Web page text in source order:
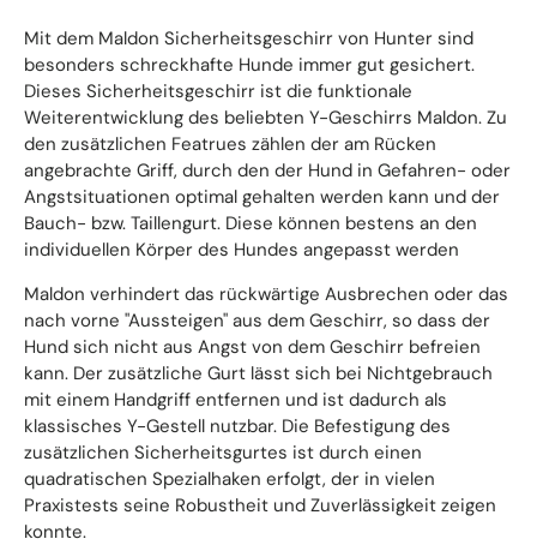
Mit dem Maldon Sicherheitsgeschirr von Hunter sind
besonders schreckhafte Hunde immer gut gesichert.
Dieses Sicherheitsgeschirr ist die funktionale
Weiterentwicklung des beliebten Y-Geschirrs Maldon. Zu
den zusätzlichen Featrues zählen der am Rücken
angebrachte Griff, durch den der Hund in Gefahren- oder
Angstsituationen optimal gehalten werden kann und der
Bauch- bzw. Taillengurt. Diese können bestens an den
individuellen Körper des Hundes angepasst werden
Maldon verhindert das rückwärtige Ausbrechen oder das
nach vorne "Aussteigen" aus dem Geschirr, so dass der
Hund sich nicht aus Angst von dem Geschirr befreien
kann. Der zusätzliche Gurt lässt sich bei Nichtgebrauch
mit einem Handgriff entfernen und ist dadurch als
klassisches Y-Gestell nutzbar. Die Befestigung des
zusätzlichen Sicherheitsgurtes ist durch einen
quadratischen Spezialhaken erfolgt, der in vielen
Praxistests seine Robustheit und Zuverlässigkeit zeigen
konnte.